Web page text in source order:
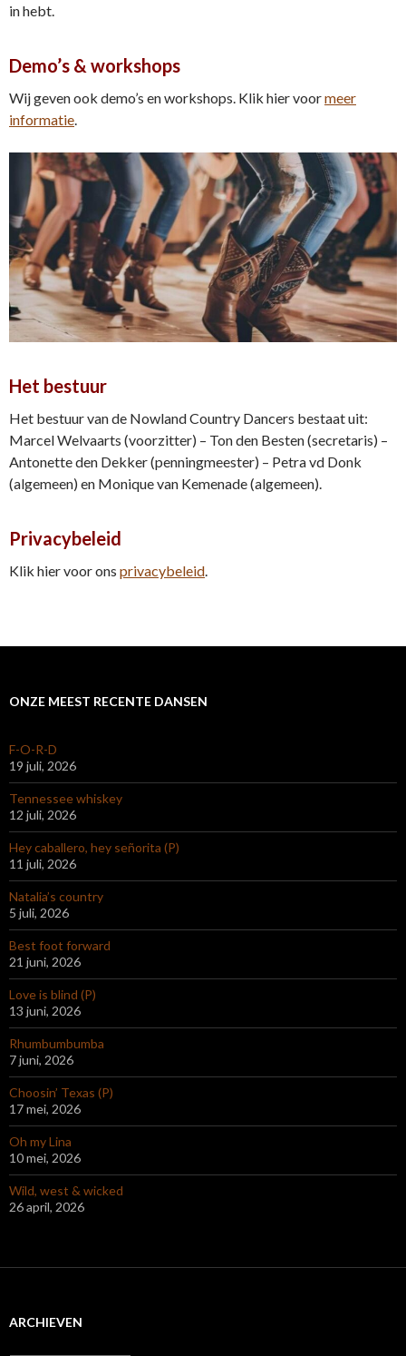
in hebt.
Demo’s & workshops
Wij geven ook demo’s en workshops. Klik hier voormeer
informatie
Het bestuur
Het bestuur van de Nowland Country Dancers bestaat uit:
Marcel Welvaarts (voorzitter) – Ton den Besten (secretaris) –
Antonette den Dekker (penningmeester) – Petra vd Donk
(algemeen) en Monique van Kemenade (algemeen).
Privacybeleid
Klik hier voor ons privacybeleid.
ONZE MEEST RECENTE DANSEN
F-O-R-D
19 juli, 2026
Tennessee whiskey
12 juli, 2026
Hey caballero, hey señorita (P)
11 juli, 2026
Natalia’s country
5 juli, 2026
Best foot forward
21 juni, 2026
Love is blind (P)
13 juni, 2026
Rhumbumbumba
7 juni, 2026
Choosin’ Texas (P)
17 mei, 2026
Oh my Lina
10 mei, 2026
Wild, west & wicked
26 april, 2026
ARCHIEVEN